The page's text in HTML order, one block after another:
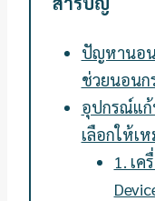
ปัญหานอน
ช่วยนอนก
อุปกรณ์แก้
เลือกให้เ
1. เค